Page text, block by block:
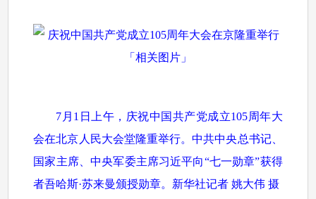
7月1日上午，庆祝中国共产党成立105周年大
会在北京人民大会堂隆重举行。中共中央总书记、
国家主席、中央军委主席习近平向“七一勋章”获得
者吾哈斯·苏来曼颁授勋章。新华社记者 姚大伟 摄